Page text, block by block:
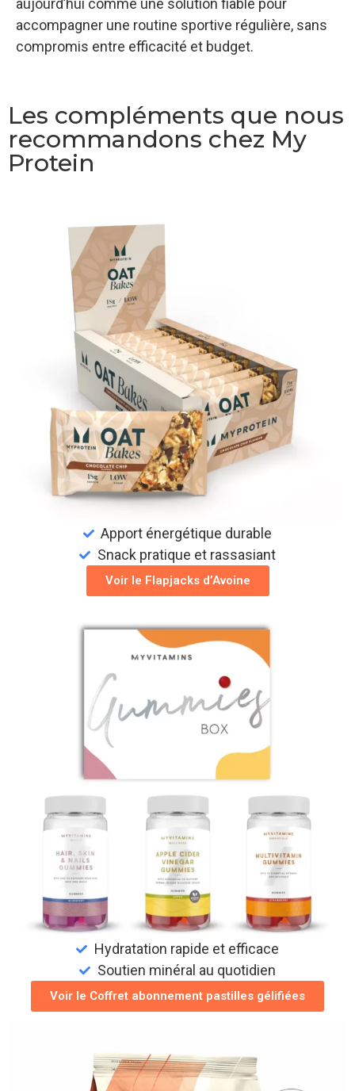
aujourd’hui comme une solution fiable pour
accompagner une routine sportive régulière, sans
compromis entre efficacité et budget.
Les compléments que nous
recommandons chez My
Protein​
Apport énergétique durable
Snack pratique et rassasiant
Voir le Flapjacks d’Avoine
Hydratation rapide et efficace
Soutien minéral au quotidien
Voir le Coffret abonnement pastilles gélifiées